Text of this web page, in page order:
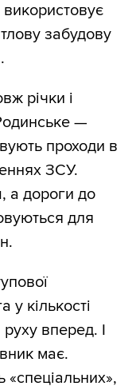
використовує
забудову
річки і
—
проходи в
ЗСУ.
а дороги до
для
у кількості
вперед. І
має.
«спеціальних»,